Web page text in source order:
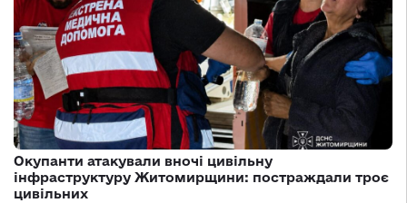
Окупанти атакували вночі цивільну
інфраструктуру Житомирщини: постраждали троє
цивільних